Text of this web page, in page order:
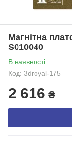
Магнітна
S010040
В наявності
Код: 3droyal-175
2 616 ₴